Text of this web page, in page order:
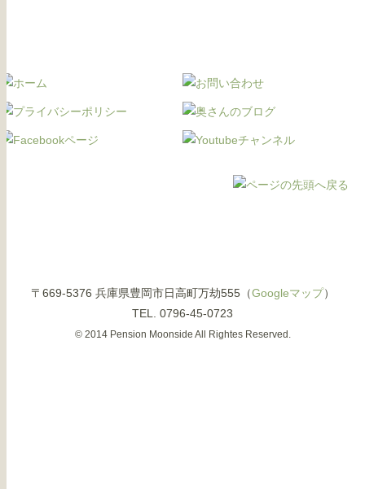
〒669-5376 兵庫県豊岡市日高町万劫555（Googleマップ）
TEL. 0796-45-0723
© 2014 Pension Moonside All Rightes Reserved.